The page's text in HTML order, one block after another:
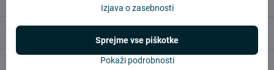
Opis
Izjava o zasebnosti
Pokaži podrobnosti
Sprejme vse piškotke